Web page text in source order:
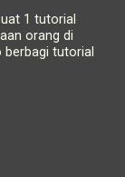
1 tutorial
orang di
berbagi tutorial